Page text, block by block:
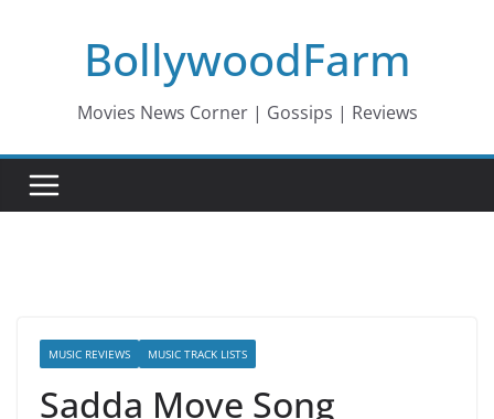
BollywoodFarm
Movies News Corner | Gossips | Reviews
MUSIC REVIEWS MUSIC TRACK LISTS
Sadda Move Song